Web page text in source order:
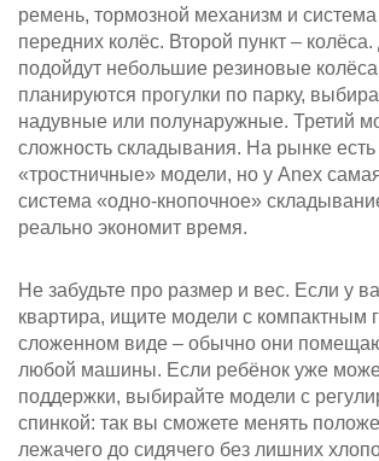
ремень, тормозной механизм и система
передних колёс. Второй пункт –
подойдут небольшие резиновые
планируются прогулки по парку,
надувные или полунаружные. Третий
сложность складывания. На рынке
«тростничные» модели, но у Anex
система «одно‑кнопочное»
реально экономит время.
Не забудьте про размер и вес. Если у
квартира, ищите модели с компактным
сложенном виде – обычно они
любой машины. Если ребёнок уже
поддержки, выбирайте модели с
спинкой: так вы сможете менять
лежачего до сидячего без лишних